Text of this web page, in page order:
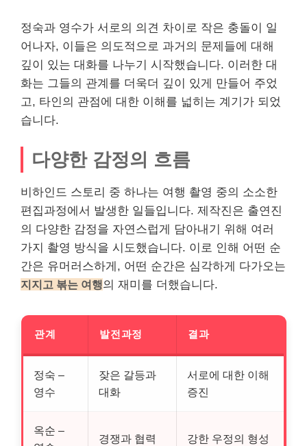
정숙과 영수가 서로의 의견 차이로 작은 충돌이 일
어나자, 이들은 의도적으로 과거의 문제들에 대해
깊이 있는 대화를 나누기 시작했습니다. 이러한 대
화는 그들의 관계를 더욱더 깊이 있게 만들어 주었
고, 타인의 관점에 대한 이해를 넓히는 계기가 되었
습니다.
다양한 감정의 흐름
비하인드 스토리 중 하나는 여행 촬영 중의 소소한
편집과정에서 발생한 일들입니다. 제작진은 출연진
의 다양한 감정을 자연스럽게 담아내기 위해 여러
가지 촬영 방식을 시도했습니다. 이로 인해 어떤 순
간은 유머러스하게, 어떤 순간은 심각하게 다가오는
지지고 볶는 여행의 재미를 더했습니다.
관계 발전과정 결과
정숙 –
영수
잦은 갈등과
대화
서로에 대한 이해
증진
옥순 –
경쟁과 협력 강한 우정의 형성